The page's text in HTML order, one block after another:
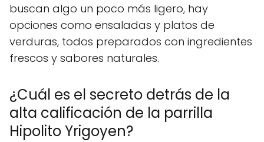
buscan algo un poco más ligero, hay
opciones como ensaladas y platos de
verduras, todos preparados con ingredientes
frescos y sabores naturales.
¿Cuál es el secreto detrás de la
alta calificación de la parrilla
Hipolito Yrigoyen?